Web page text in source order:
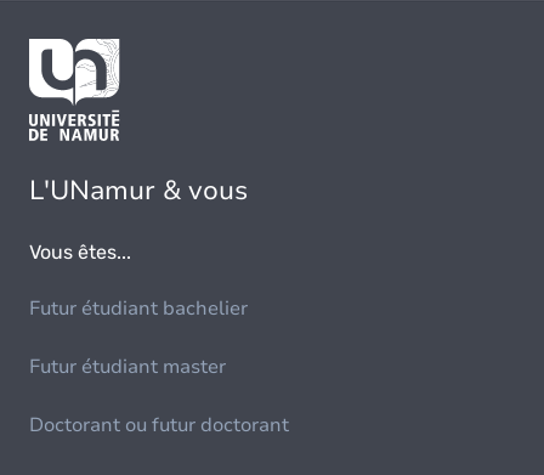
L'UNamur & vous
Vous êtes...
Futur étudiant bachelier
Futur étudiant master
Doctorant ou futur doctorant